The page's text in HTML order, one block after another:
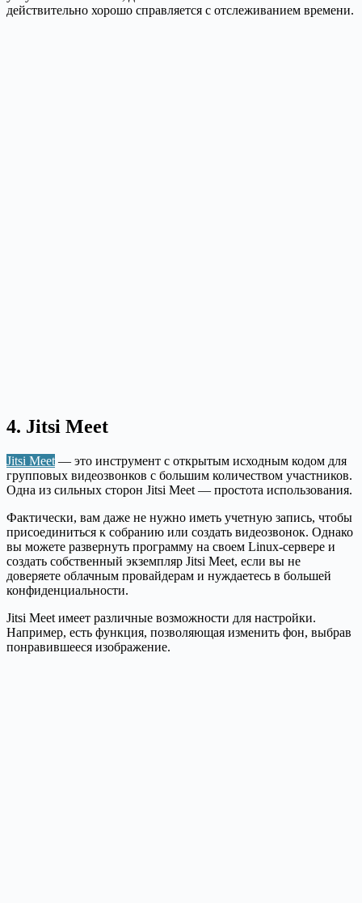
действительно хорошо справляется с отслеживанием времени.
4. Jitsi Meet
Jitsi Meet — это инструмент с открытым исходным кодом для
групповых видеозвонков с большим количеством участников.
Одна из сильных сторон Jitsi Meet — простота использования.
Фактически, вам даже не нужно иметь учетную запись, чтобы
присоединиться к собранию или создать видеозвонок. Однако
вы можете развернуть программу на своем Linux-сервере и
создать собственный экземпляр Jitsi Meet, если вы не
доверяете облачным провайдерам и нуждаетесь в большей
конфиденциальности.
Jitsi Meet имеет различные возможности для настройки.
Например, есть функция, позволяющая изменить фон, выбрав
понравившееся изображение.